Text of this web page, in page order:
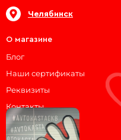
Челябинск
О магазине
Блог
Наши сертификаты
Реквизиты
Контакты
Мы на связи!